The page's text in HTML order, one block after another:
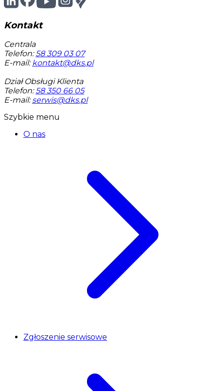
Kontakt
Centrala
Telefon: 58 309 03 07
E-mail: kontakt@dks.pl
Dział Obsługi Klienta
Telefon: 58 350 66 05
E-mail: serwis@dks.pl
Szybkie menu
O nas
Zgłoszenie serwisowe